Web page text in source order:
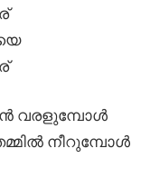
വരളുമ്പോൾ
നീറുമ്പോൾ